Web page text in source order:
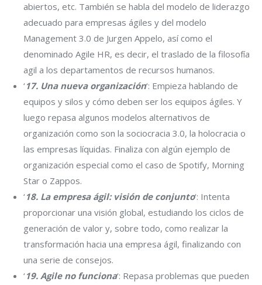
abiertos, etc. También se habla del modelo de liderazgo
adecuado para empresas ágiles y del modelo
Management 3.0 de Jurgen Appelo, así como el
denominado Agile HR, es decir, el traslado de la filosofía
agil a los departamentos de recursos humanos.
‘17. Una nueva organización‘: Empieza hablando de
equipos y silos y cómo deben ser los equipos ágiles. Y
luego repasa algunos modelos alternativos de
organización como son la sociocracia 3.0, la holocracia o
las empresas líquidas. Finaliza con algún ejemplo de
organización especial como el caso de Spotify, Morning
Star o Zappos.
‘18. La empresa ágil: visión de conjunto‘: Intenta
proporcionar una visión global, estudiando los ciclos de
generación de valor y, sobre todo, como realizar la
transformación hacia una empresa ágil, finalizando con
una serie de consejos.
‘19. Agile no funciona‘: Repasa problemas que pueden